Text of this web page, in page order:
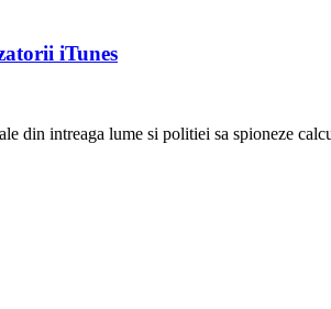
iTunes
din intreaga lume si politiei sa spioneze